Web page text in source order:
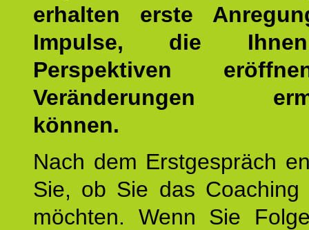
erhalten erste
Impulse, die
Perspektiven
Veränderungen
können.
Nach dem Erstgespräch
Sie, ob Sie das Coaching
möchten. Wenn Sie